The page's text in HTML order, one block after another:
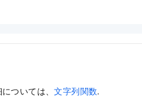
ついては、文字列関数.